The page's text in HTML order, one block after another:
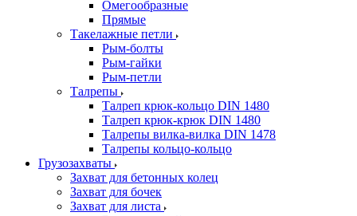
Омегообразные
Прямые
Такелажные петли
Рым-болты
Рым-гайки
Рым-петли
Талрепы
Талреп крюк-кольцо DIN 1480
Талреп крюк-крюк DIN 1480
Талрепы вилка-вилка DIN 1478
Талрепы кольцо-кольцо
Грузозахваты
Захват для бетонных колец
Захват для бочек
Захват для листа